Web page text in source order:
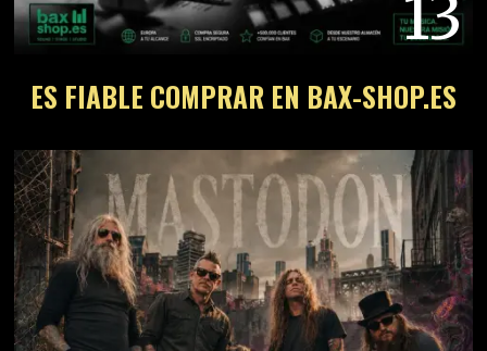
13
ES FIABLE COMPRAR EN BAX-SHOP.ES